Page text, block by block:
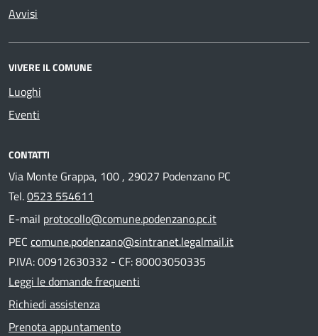
Avvisi
VIVERE IL COMUNE
Luoghi
Eventi
CONTATTI
Via Monte Grappa, 100 , 29027 Podenzano PC
Tel.0523 554611
E-mail protocollo@comune.podenzano.pc.it
PEC comune.podenzano@sintranet.legalmail.it
P.IVA: 00912630332 - CF: 80003050335
Leggi le domande frequenti
Richiedi assistenza
Prenota appuntamento